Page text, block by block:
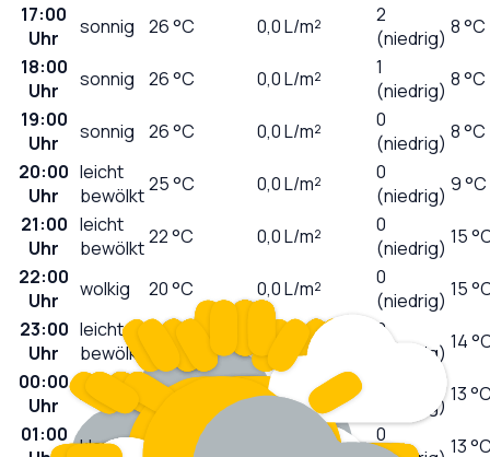
17:00
Uhr
sonnig 26°C 0,0L/m²
2
(niedrig) 8 °C
18:00
Uhr
sonnig 26°C 0,0L/m²
1
(niedrig) 8 °C
19:00
Uhr
sonnig 26°C 0,0L/m²
0
(niedrig) 8 °C
20:00
Uhr
leicht
bewölkt25°C 0,0L/m²
0
(niedrig) 9 °C
21:00
Uhr
leicht
bewölkt22°C 0,0L/m²
0
(niedrig) 15
22:00
Uhr
wolkig 20°C 0,0L/m²
0
(niedrig) 15
23:00
Uhr
leicht
bewölkt
0,0 L/m²
0
(niedrig) 14
00:00
Uhr
klar °C 0,0L/m²
(niedrig) 13
01:00 klar
0
13